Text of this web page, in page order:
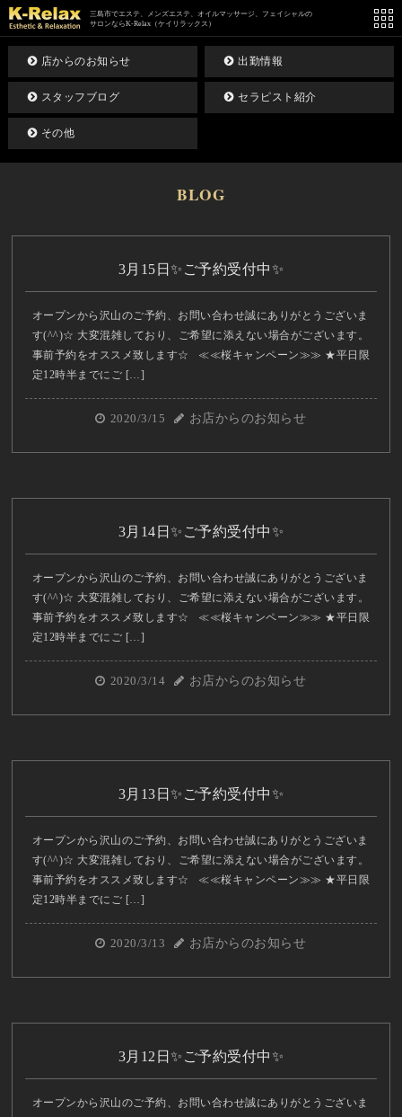
三島市でエステ、メンズエステ、オイルマッサージ、フェイシャルの
サロンならK-Relax（ケイリラックス）
店からのお知らせ 出勤情報
スタッフブログ セラピスト紹介
その他
BLOG
3月15日✨ご予約受付中✨
オープンから沢山のご予約、お問い合わせ誠にありがとうございま
す(^^)☆ 大変混雑しており、ご希望に添えない場合がございます。
事前予約をオススメ致します☆ ≪≪桜キャンペーン≫≫ ★平日限
定12時半までにご […]
2020/3/15 お店からのお知らせ
3月14日✨ご予約受付中✨
オープンから沢山のご予約、お問い合わせ誠にありがとうございま
す(^^)☆ 大変混雑しており、ご希望に添えない場合がございます。
事前予約をオススメ致します☆ ≪≪桜キャンペーン≫≫ ★平日限
定12時半までにご […]
2020/3/14 お店からのお知らせ
3月13日✨ご予約受付中✨
オープンから沢山のご予約、お問い合わせ誠にありがとうございま
す(^^)☆ 大変混雑しており、ご希望に添えない場合がございます。
事前予約をオススメ致します☆ ≪≪桜キャンペーン≫≫ ★平日限
定12時半までにご […]
2020/3/13 お店からのお知らせ
3月12日✨ご予約受付中✨
オープンから沢山のご予約、お問い合わせ誠にありがとうございま